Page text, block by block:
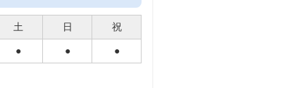
土 日 祝
● ● ●